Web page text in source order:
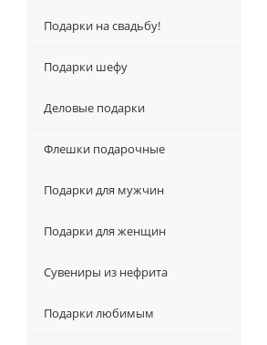
Подарки на свадьбу!
Подарки шефу
Деловые подарки
Флешки подарочные
Подарки для мужчин
Подарки для женщин
Сувениры из нефрита
Подарки любимым